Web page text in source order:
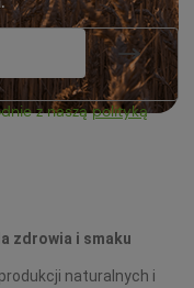
z nasząpolityką
zdrowia i smaku
naturalnych i